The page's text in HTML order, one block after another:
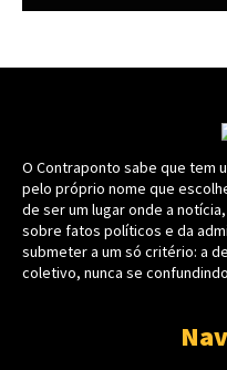
O Contraponto sabe que tem
pelo próprio nome que
de ser um lugar onde a
sobre fatos políticos e da
submeter a um só critério: a
coletivo, nunca se